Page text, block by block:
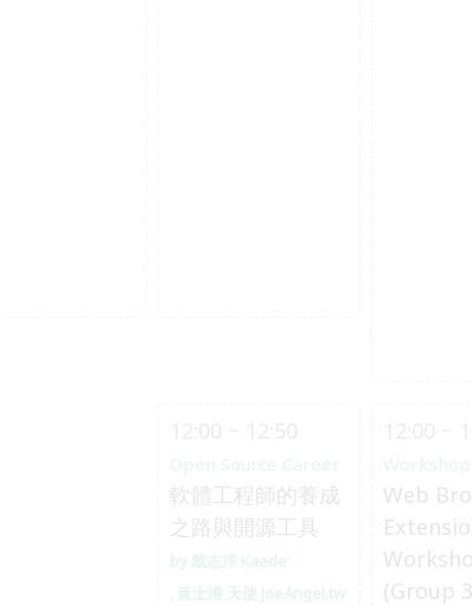
Open Source Career
軟體工程師的養成
之路與開源工具
戴志洋 Kaede
黃士溥 天使 JoeAngel.tw
Workshop
Web
(Group